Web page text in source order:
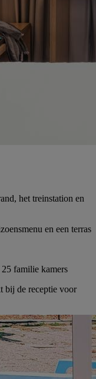
het treinstation en
en een terras
familie kamers
bij de receptie voor